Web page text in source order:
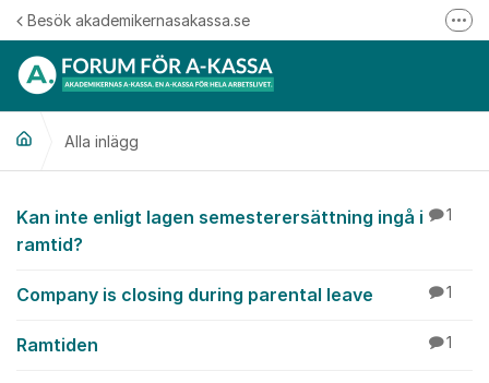
Hoppa till innehåll
Besök akademikernasakassa.se
Alla inlägg
Alla inlägg
Kan inte enligt lagen semesterersättning ingå i
ramtid?
1
Company is closing during parental leave 1
Ramtiden 1